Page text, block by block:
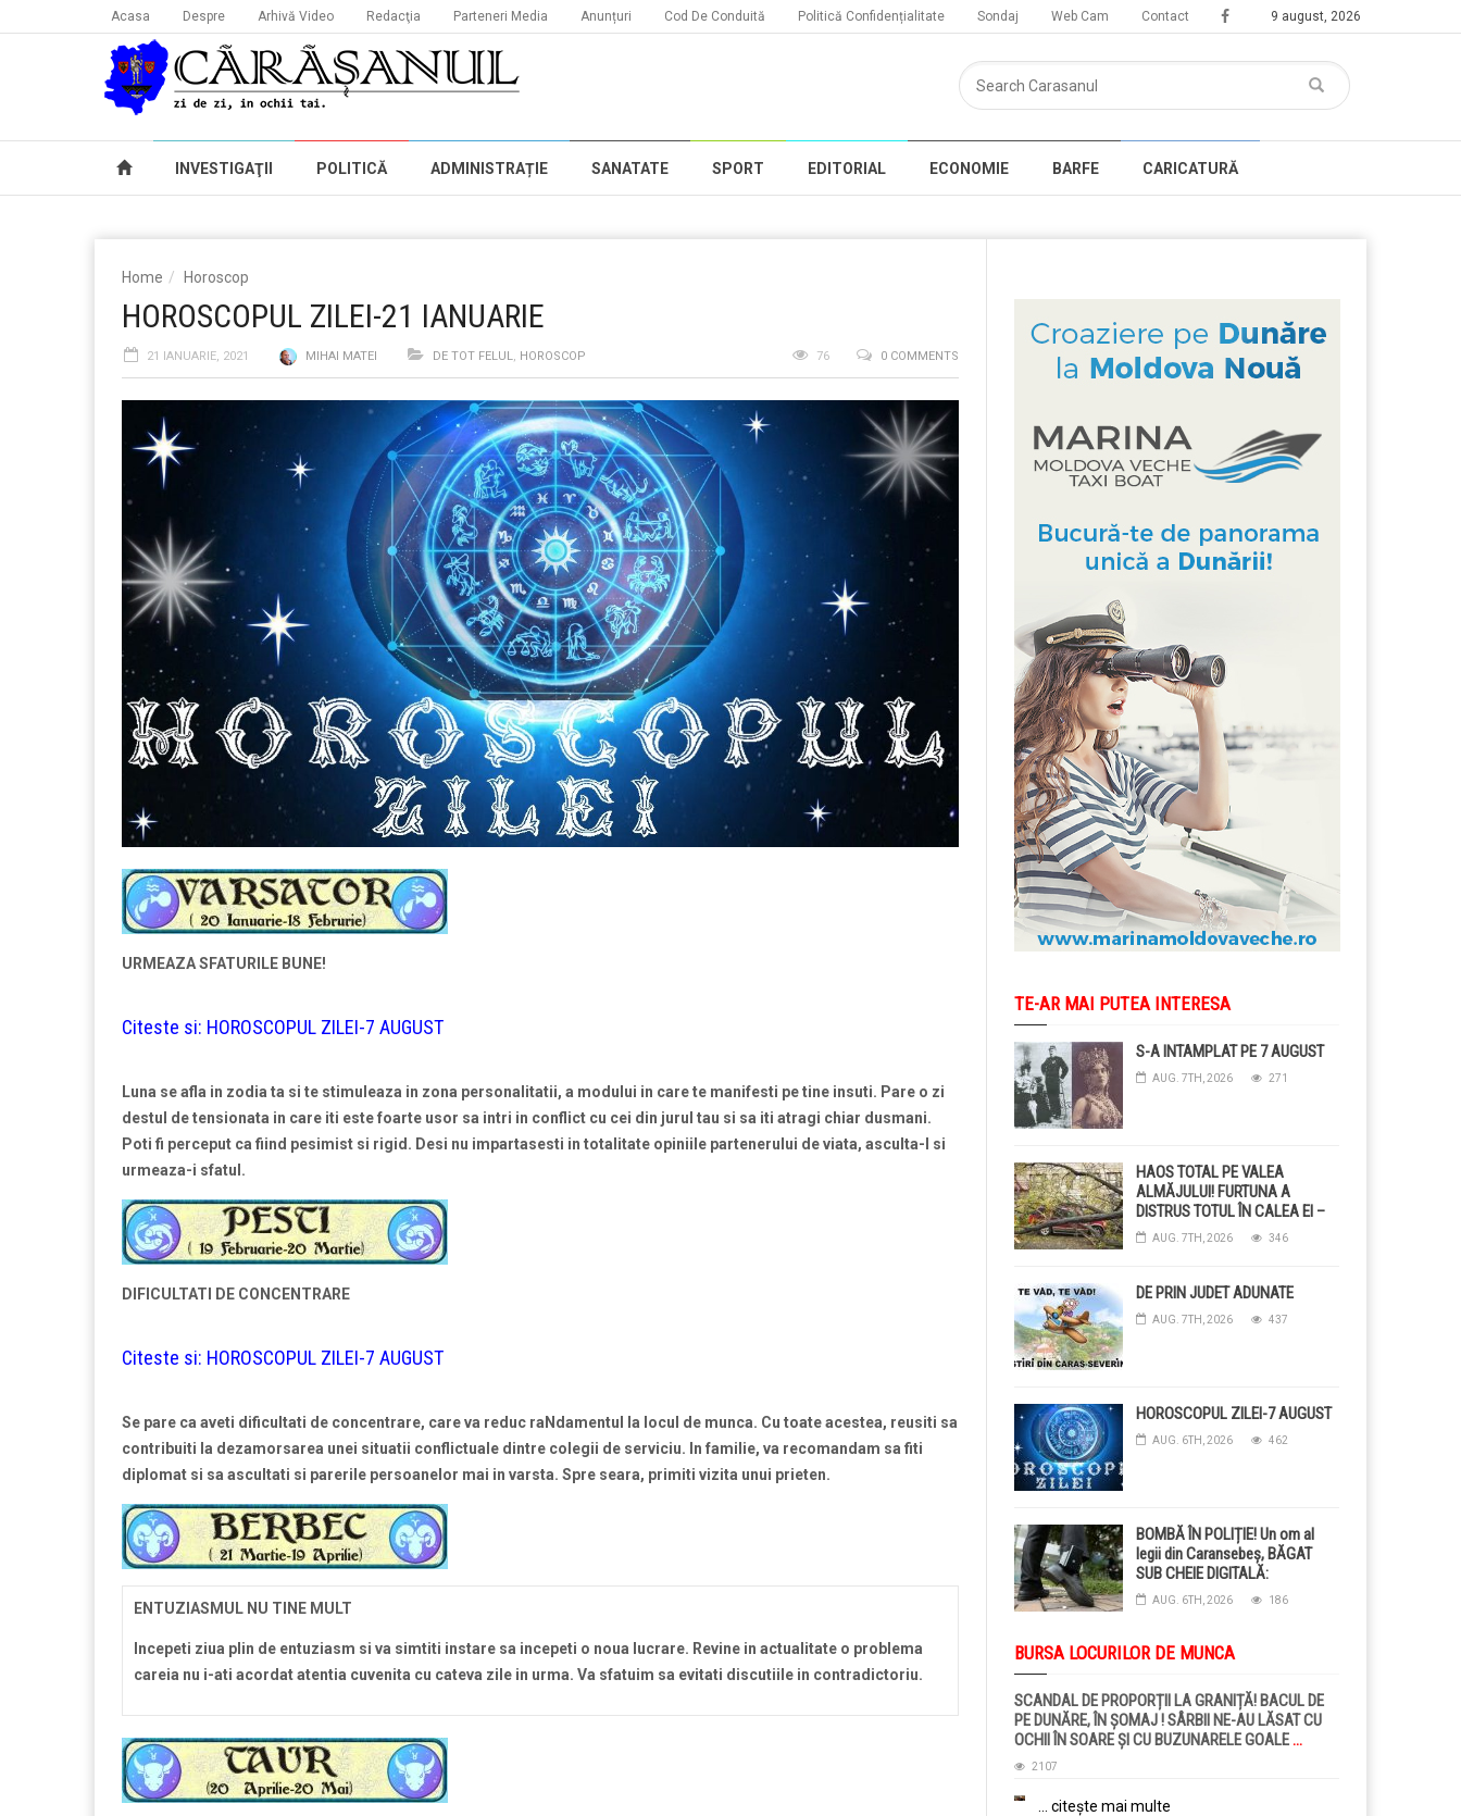
9 august, 2026
Acasa Despre Arhivă Video Redacţia Parteneri Media Anunțuri Cod De Conduită Politică Confidențialitate Sondaj Web Cam Contact
INVESTIGAŢII POLITICĂ ADMINISTRAȚIE SANATATE SPORT EDITORIAL ECONOMIE BARFE CARICATURĂ
Home Horoscop
HOROSCOPUL ZILEI-21 IANUARIE
21 IANUARIE, 2021 MIHAI MATEI DE TOT FELUL, HOROSCOP 0 COMMENTS
76
URMEAZA SFATURILE BUNE!
Citeste si: HOROSCOPUL ZILEI-7 AUGUST
Luna se afla in zodia ta si te stimuleaza in zona personalitatii, a modului in care te manifesti pe tine insuti. Pare o zi
destul de tensionata in care iti este foarte usor sa intri in conflict cu cei din jurul tau si sa iti atragi chiar dusmani.
Poti fi perceput ca fiind pesimist si rigid. Desi nu impartasesti in totalitate opiniile partenerului de viata, asculta-l si
urmeaza-i sfatul.
DIFICULTATI DE CONCENTRARE
Citeste si: HOROSCOPUL ZILEI-7 AUGUST
Se pare ca aveti dificultati de concentrare, care va reduc raNdamentul la locul de munca. Cu toate acestea, reusiti sa
contribuiti la dezamorsarea unei situatii conflictuale dintre colegii de serviciu. In familie, va recomandam sa fiti
diplomat si sa ascultati si parerile persoanelor mai in varsta. Spre seara, primiti vizita unui prieten.
ENTUZIASMUL NU TINE MULT
Incepeti ziua plin de entuziasm si va simtiti instare sa incepeti o noua lucrare. Revine in actualitate o problema
careia nu i-ati acordat atentia cuvenita cu cateva zile in urma. Va sfatuim sa evitati discutiile in contradictoriu.
TE-AR MAI PUTEA INTERESA
S-A INTAMPLAT PE 7 AUGUST
AUG. 7TH, 2026 271
HAOS TOTAL PE VALEA
ALMĂJULUI! FURTUNA A
DISTRUS TOTUL ÎN CALEA EI –
COPACI CĂZUȚI, DRUMURI
BLOCAȚE, CURENT TĂIAT ȘI
GRINDINĂ!
AUG. 7TH, 2026 346
DE PRIN JUDET ADUNATE
AUG. 7TH, 2026 437
HOROSCOPUL ZILEI-7 AUGUST
AUG. 6TH, 2026 462
BOMBĂ ÎN POLIȚIE! Un om al
legii din Caransebeș, BĂGAT
SUB CHEIE DIGITALĂ:
Judecătorii i-au pus BRĂȚARĂ
ELECTRONICĂ la picior!
AUG. 6TH, 2026 186
BURSA LOCURILOR DE MUNCA
SCANDAL DE PROPORȚII LA GRANIȚĂ! BACUL DE
PE DUNĂRE, ÎN ȘOMAJ ! SÂRBII NE-AU LĂSAT CU
OCHII ÎN SOARE ȘI CU BUZUNARELE GOALE...
citește mai multe
2107
... citește mai multe